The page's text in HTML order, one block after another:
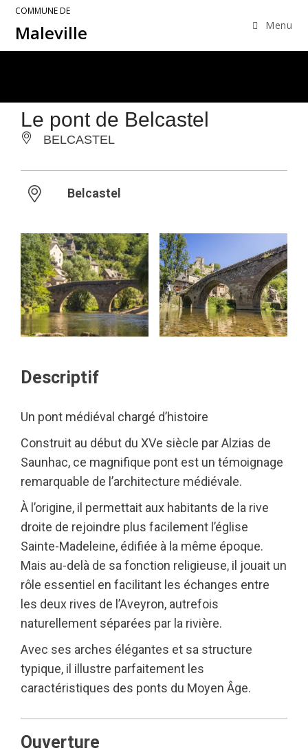
COMMUNE DE
Maleville Menu
Le pont de Belcastel
BELCASTEL
Belcastel
Descriptif
Un pont médiéval chargé d’histoire
Construit au début du XVe siècle par Alzias de
Saunhac, ce magnifique pont est un témoignage
remarquable de l’architecture médiévale.
À l’origine, il permettait aux habitants de la rive
droite de rejoindre plus facilement l’église
Sainte-Madeleine, édifiée à la même époque.
Mais au-delà de sa fonction religieuse, il jouait un
rôle essentiel en facilitant les échanges entre
les deux rives de l’Aveyron, autrefois
naturellement séparées par la rivière.
Avec ses arches élégantes et sa structure
typique, il illustre parfaitement les
caractéristiques des ponts du Moyen Âge.
Ouverture